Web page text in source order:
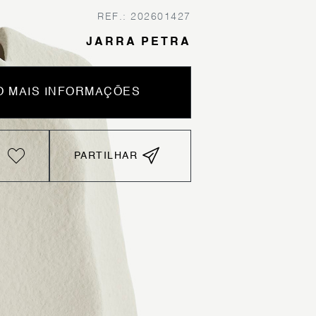
REF.: 202601427
JARRA PETRA
MAIS INFORMAÇÕES
PARTILHAR